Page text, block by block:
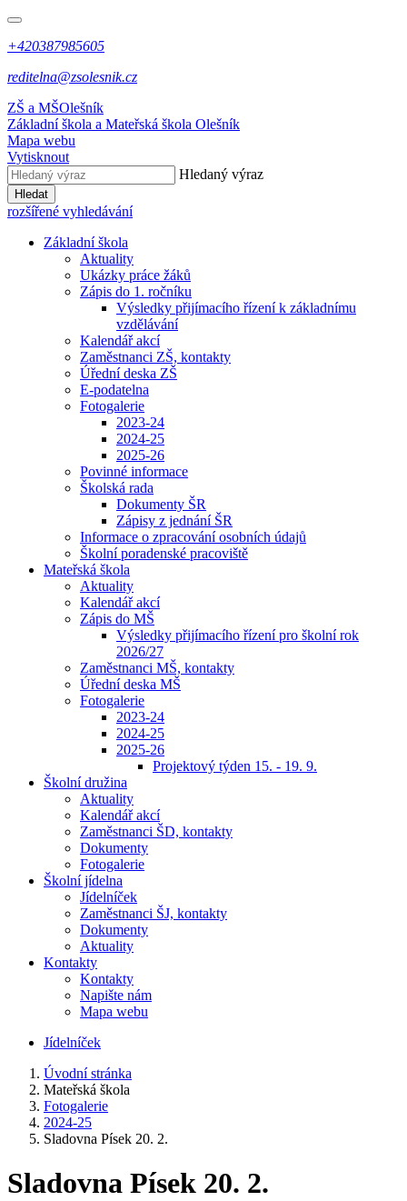
+420387985605
reditelna@zsolesnik.cz
ZŠ a MŠOlešník
Základní škola a Mateřská škola Olešník
Mapa webu
Vytisknout
Hledaný výraz
Hledat
rozšířené vyhledávání
Základní škola
Aktuality
Ukázky práce žáků
Zápis do 1. ročníku
Výsledky přijímacího řízení k základnímu
vzdělávání
Kalendář akcí
Zaměstnanci ZŠ, kontakty
Úřední deska ZŠ
E-podatelna
Fotogalerie
2023-24
2024-25
2025-26
Povinné informace
Školská rada
Dokumenty ŠR
Zápisy z jednání ŠR
Informace o zpracování osobních údajů
Školní poradenské pracoviště
Mateřská škola
Aktuality
Kalendář akcí
Zápis do MŠ
Výsledky přijímacího řízení pro školní rok
2026/27
Zaměstnanci MŠ, kontakty
Úřední deska MŠ
Fotogalerie
2023-24
2024-25
2025-26
Projektový týden 15. - 19. 9.
Školní družina
Aktuality
Kalendář akcí
Zaměstnanci ŠD, kontakty
Dokumenty
Fotogalerie
Školní jídelna
Jídelníček
Zaměstnanci ŠJ, kontakty
Dokumenty
Aktuality
Kontakty
Kontakty
Napište nám
Mapa webu
Jídelníček
Úvodní stránka
Mateřská škola
Fotogalerie
2024-25
Sladovna Písek 20. 2.
Sladovna Písek 20. 2.